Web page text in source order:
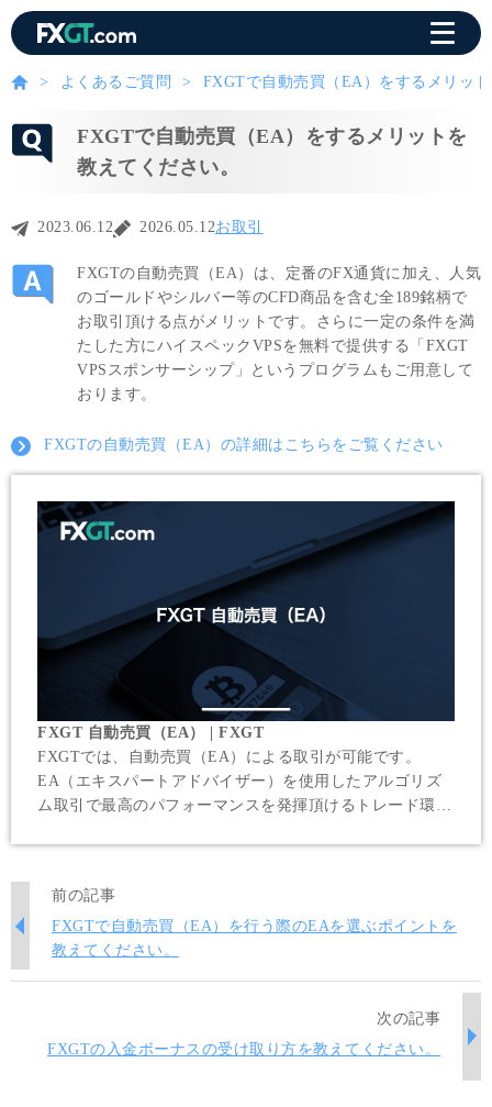
よくあるご質問 FXGTで自動売買（EA）をするメリッ
FXGTで自動売買（EA）をするメリットを
教えてください。
2023.06.12 2026.05.12お取引
FXGTの自動売買（EA）は、定番のFX通貨に加え、人気
のゴールドやシルバー等のCFD商品を含む全189銘柄で
お取引頂ける点がメリットです。さらに一定の条件を満
たした方にハイスペックVPSを無料で提供する「FXGT
VPSスポンサーシップ」というプログラムもご用意して
おります。
FXGTの自動売買（EA）の詳細はこちらをご覧ください
FXGT 自動売買（EA） | FXGT
FXGTでは、自動売買（EA）による取引が可能です。
EA（エキスパートアドバイザー）を使用したアルゴリズ
ム取引で最高のパフォーマンスを発揮頂けるトレード環境
前の記事
FXGTで自動売買（EA）を行う際のEAを選ぶポイントを
教えてください。
次の記事
FXGTの入金ボーナスの受け取り方を教えてください。